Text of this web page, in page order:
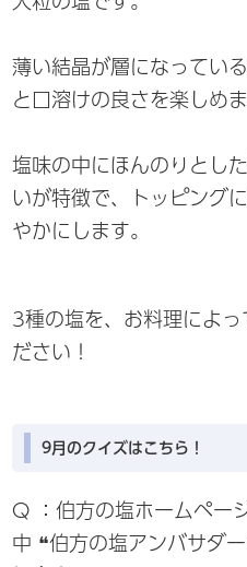
薄い結晶が層になってい
と口溶けの良さを楽しめま
塩味の中にほんのりとし
いが特徴で、トッピング
やかにします。
3種の塩を、お料理によっ
ださい！
9月のクイズはこちら！
Q ：伯方の塩ホームペー
中 ❝伯方の塩アンバサダ